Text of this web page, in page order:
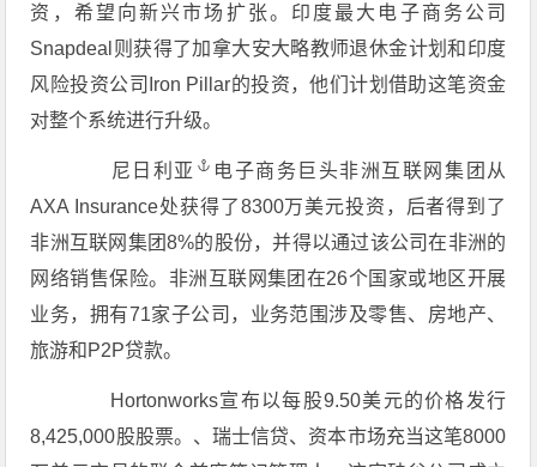
资，希望向新兴市场扩张。印度最大电子商务公司
Snapdeal则获得了加拿大安大略教师退休金计划和印度
风险投资公司Iron Pillar的投资，他们计划借助这笔资金
对整个系统进行升级。
尼日利亚
电子商务巨头非洲互联网集团从
AXA Insurance处获得了8300万美元投资，后者得到了
非洲互联网集团8%的股份，并得以通过该公司在非洲的
网络销售保险。非洲互联网集团在26个国家或地区开展
业务，拥有71家子公司，业务范围涉及零售、房地产、
旅游和P2P贷款。
Hortonworks宣布以每股9.50美元的价格发行
8,425,000股股票。、瑞士信贷、资本市场充当这笔8000